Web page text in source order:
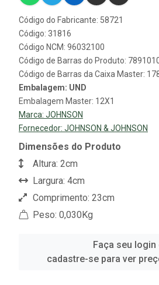
Código do Fabricante: 58721
Código: 31816
Código NCM: 96032100
Código de Barras do Produto:
Código de Barras da Caixa Master:
Embalagem: UND
Embalagem Master: 12X1
Marca: JOHNSON
Fornecedor: JOHNSON & JOHNSON
Dimensões do Produto
Altura: 2cm
Largura: 4cm
Comprimento: 23cm
Peso: 0,030Kg
Faça seu login
cadastre-se para ver